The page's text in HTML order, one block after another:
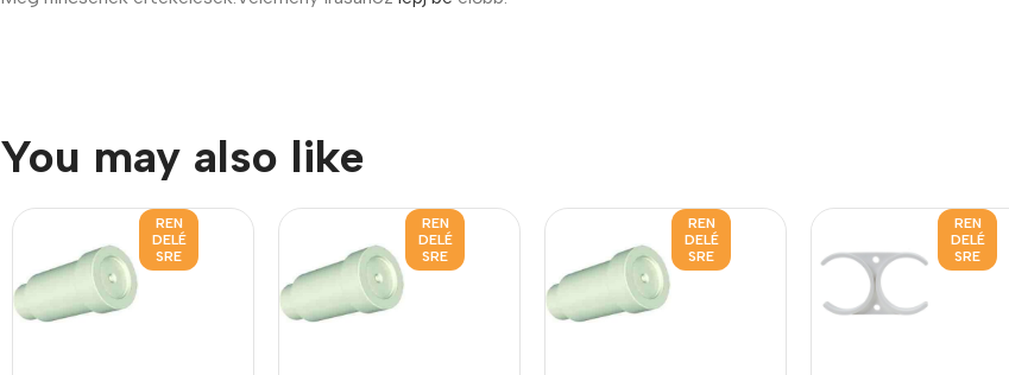
You may also like
REN
DELÉ
SRE
REN
DELÉ
SRE
REN
DELÉ
SRE
REN
DELÉ
SRE